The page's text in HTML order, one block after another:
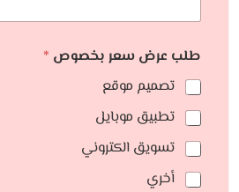
طلب عرض سعر بخصوص *
تصميم موقع
تطبيق موبايل
تسويق الكتروني
أخري